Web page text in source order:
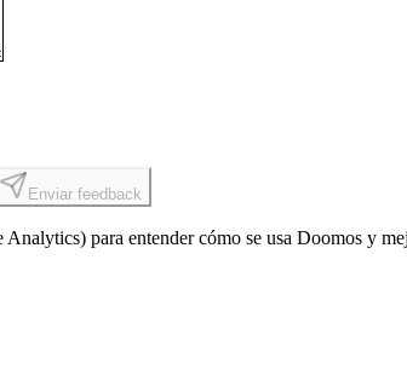
Enviar feedback
para entender cómo se usa Doomos y